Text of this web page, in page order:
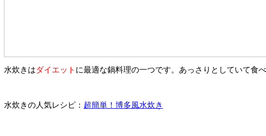
水炊きはダイエット に最適な鍋料理の一つです。あっさりとしていて食
水炊きの人気レシピ： 超簡単！博多風水炊き